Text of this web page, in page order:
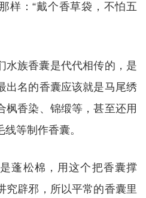
样：“戴个香草袋，不怕五
水族香囊是代代相传的，是
出名的香囊应该就是马尾绣
枫香染、锦缎等，甚至还用
等制作香囊。
蓬松棉，用这个把香囊撑
究辟邪，所以平常的香囊里